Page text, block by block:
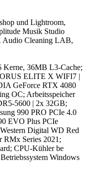
und Lightroom,
Musik Studio
Cleaning LAB,
Kerne, 36MB L3-Cache;
ELITE X WIFI7 |
GeForce RTX 4080
OC; Arbeitsspeicher
5600 | 2x 32GB;
990 PRO PCIe 4.0
EVO Plus PCIe
Digital WD Red
RMx Series 2021;
CPU-Kühler be
Windows